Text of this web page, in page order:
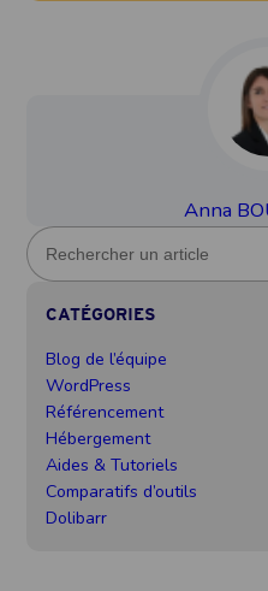
Anna
R
e
CATÉGORIES
Blog de l’équipe
WordPress
Référencement
Hébergement
Aides & Tutoriels
Comparatifs d’outils
Dolibarr